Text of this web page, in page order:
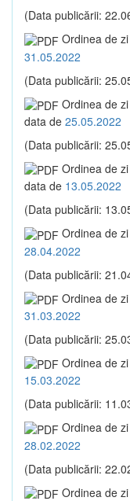
(Data publicării:
Ordinea de
31.05.2022
(Data publicării:
Ordinea de
data de 25.05.2022
(Data publicării:
Ordinea de
data de 13.05.2022
(Data publicării:
Ordinea de
28.04.2022
(Data publicării:
Ordinea de
31.03.2022
(Data publicării:
Ordinea de
15.03.2022
(Data publicării:
Ordinea de
28.02.2022
(Data publicării:
Ordinea de